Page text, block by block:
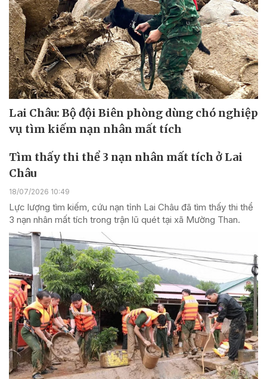
Lai Châu: Bộ đội Biên phòng dùng chó nghiệp
vụ tìm kiếm nạn nhân mất tích
Tìm thấy thi thể 3 nạn nhân mất tích ở Lai
Châu
18/07/2026 10:49
Lực lượng tìm kiếm, cứu nạn tỉnh Lai Châu đã tìm thấy thi thể
3 nạn nhân mất tích trong trận lũ quét tại xã Mường Than.